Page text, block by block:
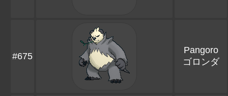
#675
Pangoro
ゴロンダ